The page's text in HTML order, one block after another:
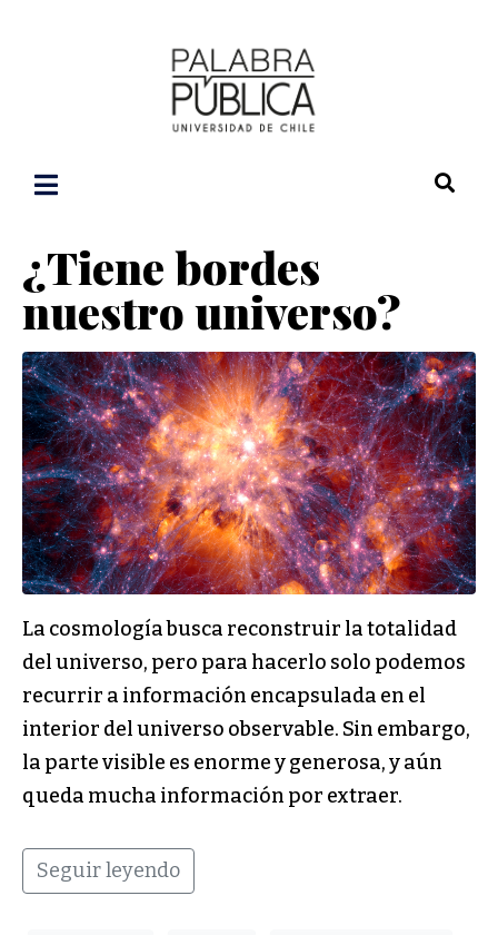
¿Tiene bordes
nuestro universo?
La cosmología busca reconstruir la totalidad
del universo, pero para hacerlo solo podemos
recurrir a información encapsulada en el
interior del universo observable. Sin embargo,
la parte visible es enorme y generosa, y aún
queda mucha información por extraer.
Seguir leyendo